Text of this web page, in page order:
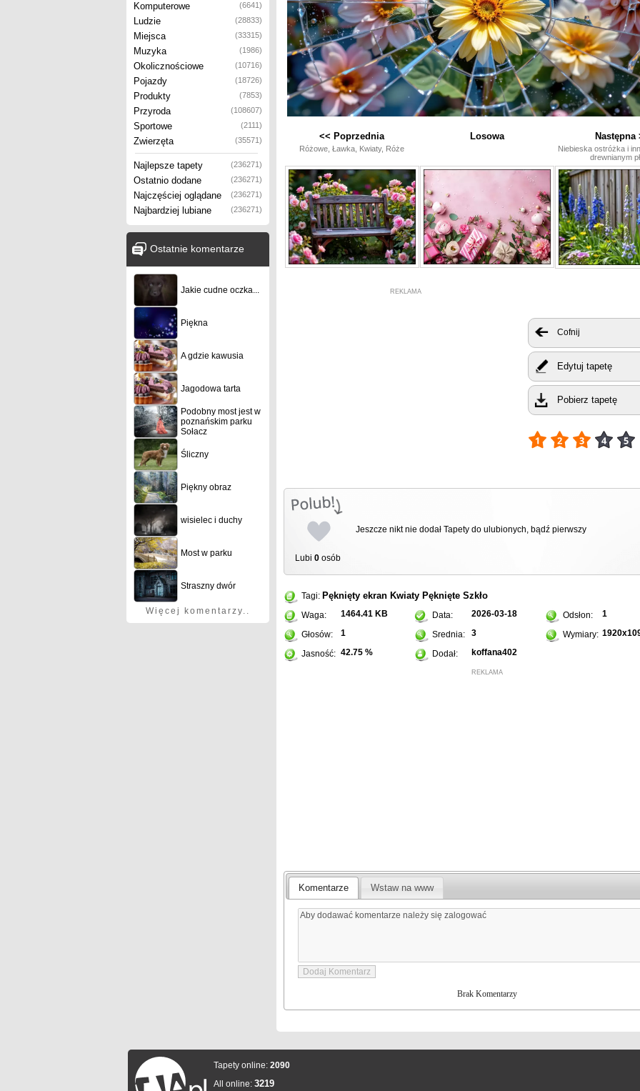
Komputerowe (6641)
Ludzie (28833)
Miejsca (33315)
Muzyka (1986)
Okolicznościowe (10716)
Pojazdy (18726)
Produkty (7853)
Przyroda (108607)
Sportowe (2111)
Zwierzęta (35571)
Najlepsze tapety (236271)
Ostatnio dodane (236271)
Najczęściej oglądane (236271)
Najbardziej lubiane (236271)
Ostatnie komentarze
Jakie cudne oczka...
Piękna
A gdzie kawusia
Jagodowa tarta
Podobny most jest w
poznańskim parku
Sołacz
Śliczny
Piękny obraz
wisielec i duchy
Most w parku
Straszny dwór
Więcej komentarzy..
<< Poprzednia
Różowe, Ławka, Kwiaty, Róże
Losowa Następna
Niebieska ostróżka i
drewnianym
REKLAMA
Cofnij
Edytuj tapetę
Pobierz tapetę
Lubi 0 osób
Jeszcze nikt nie dodał Tapety do ulubionych, bądź pierwszy
Tagi: Pęknięty ekran Kwiaty Pęknięte Szkło
Waga: 1464.41 KB Data: 2026-03-18 Odsłon: 1
Głosów: 1 Srednia: 3 Wymiary:
Jasność: 42.75 % Dodał: koffana402
REKLAMA
Komentarze Wstaw na www
Brak Komentarzy
Tapety online: 2090
All online: 3219